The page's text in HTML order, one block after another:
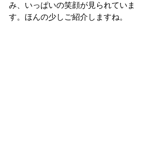
み、いっぱいの笑顔が見られていま
す。ほんの少しご紹介しますね。